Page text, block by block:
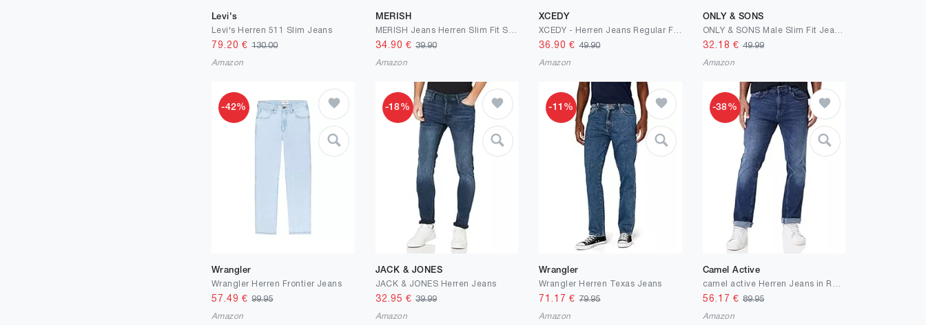
Levi's
Levi's Herren 511 Slim Jeans
79.20 €130.00
Amazon
MERISH
34.90 € 39.90
Amazon
XCEDY
36.90 €49.90
Amazon
ONLY & SONS
32.18 € 49.99
Amazon
-42%
Wrangler
Wrangler Herren Frontier Jeans
57.49 €99.95
Amazon
-18%
JACK & JONES
JACK & JONES Herren Jeans
32.95 € 39.99
Amazon
-11%
Wrangler
Wrangler Herren Texas Jeans
71.17 €79.95
Amazon
-38%
Camel Active
56.17 € 89.95
Amazon